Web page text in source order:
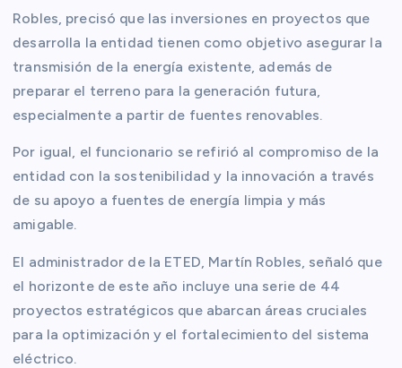
Robles, precisó que las inversiones en proyectos que
desarrolla la entidad tienen como objetivo asegurar la
transmisión de la energía existente, además de
preparar el terreno para la generación futura,
especialmente a partir de fuentes renovables.
Por igual, el funcionario se refirió al compromiso de la
entidad con la sostenibilidad y la innovación a través
de su apoyo a fuentes de energía limpia y más
amigable.
El administrador de la ETED, Martín Robles, señaló que
el horizonte de este año incluye una serie de 44
proyectos estratégicos que abarcan áreas cruciales
para la optimización y el fortalecimiento del sistema
eléctrico.